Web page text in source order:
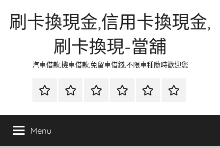
刷卡換現金,信用卡換現金,
刷卡換現-當舖
汽車借款,機車借款,免留車借錢,不限車種隨時歡迎您
首
當
金
網
資
流
時
環
清
聯
徵
Menu